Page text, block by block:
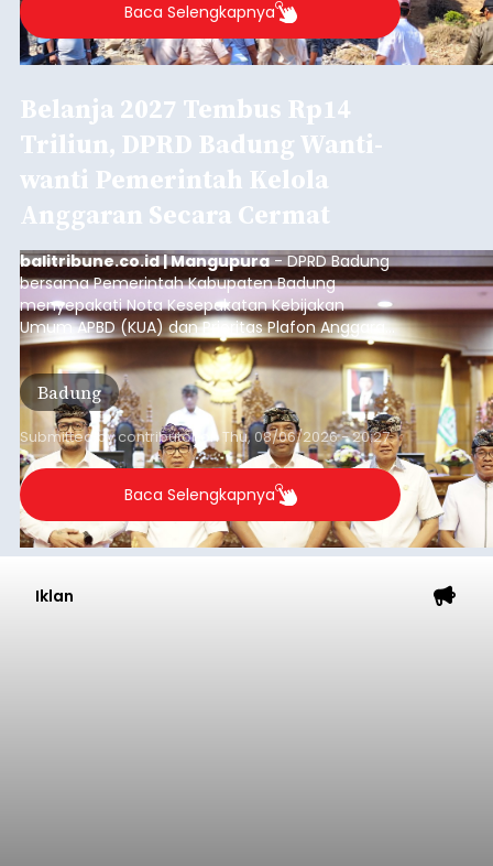
Baca Selengkapnya
Belanja 2027 Tembus Rp14
Triliun, DPRD Badung Wanti-
wanti Pemerintah Kelola
Anggaran Secara Cermat
balitribune.co.id | Mangupura- DPRD Badung
bersama Pemerintah Kabupaten Badung
menyepakati Nota Kesepakatan Kebijakan
Umum APBD (KUA) dan Prioritas Plafon Anggaran
Sementara (PPAS) Tahun Anggaran 2027 dalam
rapat paripurna yang digelar di Gedung DPRD
Badung, Kamis (6/8/2026).
Badung
Submitted bycontributor onThu, 08/06/2026 - 20:27
Baca Selengkapnya
Iklan